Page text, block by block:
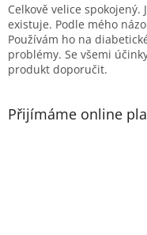
Celkově velice
existuje. Podle mého
Používám ho na
problémy. Se všemi
produkt doporučit.
Přijímáme online